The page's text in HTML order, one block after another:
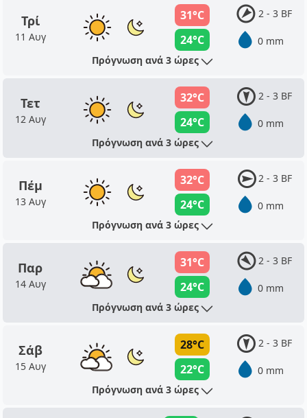
Τρί
11 Αυγ
31°C
24°C
2 - 3 BF
0 mm
Πρόγνωση ανά 3 ώρες
Τετ
12 Αυγ
32°C
24°C
2 - 3 BF
0 mm
Πρόγνωση ανά 3 ώρες
Πέμ
13 Αυγ
32°C
24°C
2 - 3 BF
0 mm
Πρόγνωση ανά 3 ώρες
Παρ
14 Αυγ
31°C
24°C
2 - 3 BF
0 mm
Πρόγνωση ανά 3 ώρες
Σάβ
15 Αυγ
28°C
22°C
2 - 3 BF
0 mm
Πρόγνωση ανά 3 ώρες